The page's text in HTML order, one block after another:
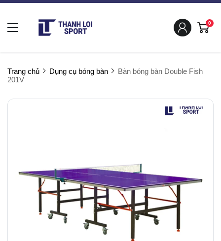
0
Trang chủ Dụng cụ bóng bàn
Bàn bóng bàn Double Fish
201V